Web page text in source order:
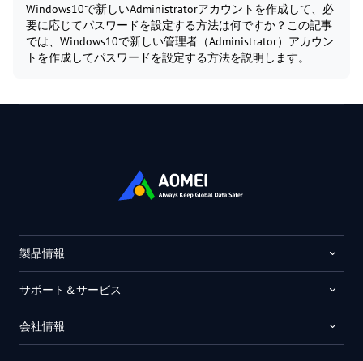
Windows10で新しいAdministratorアカウントを作成して、必
要に応じてパスワードを設定する方法は何ですか？この記事
では、Windows10で新しい管理者（Administrator）アカウン
トを作成してパスワードを設定する方法を説明します。
製品情報
サポート＆サービス
会社情報